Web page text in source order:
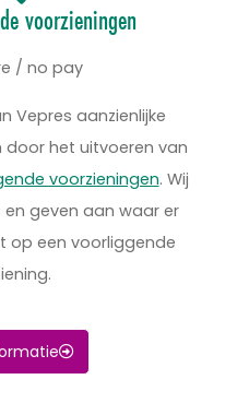
voorzieningen
/ no pay
Vepres aanzienlijke
door het uitvoeren van
voorzieningen. Wij
geven aan waar er
op een voorliggende